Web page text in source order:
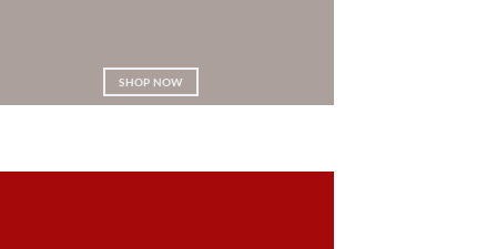
SHOP NOW